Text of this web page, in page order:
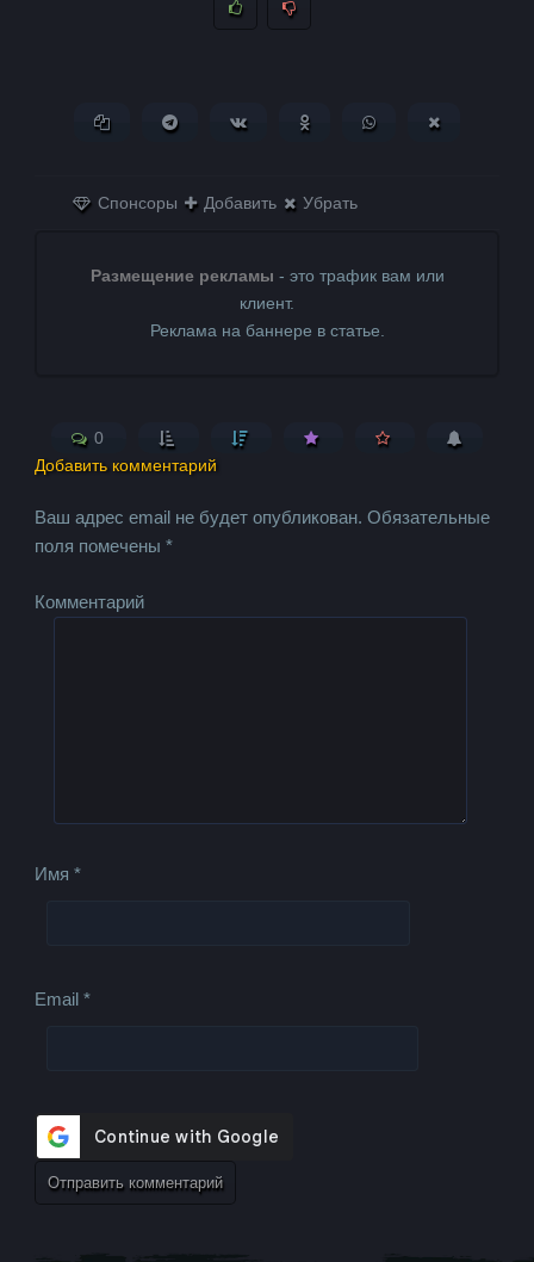
Копировать ссылкуПоделиться в Telegram
Поделиться ВКонтактеПоделиться в
Поделиться в
Спонсоры Добавить Убрать
Размещение рекламы - это трафик вам или
клиент.
Реклама на баннере в статье.
0
Добавить комментарий
Ваш адрес email не будет опубликован. Обязательные
поля помечены*
Комментарий
Имя*
Email*